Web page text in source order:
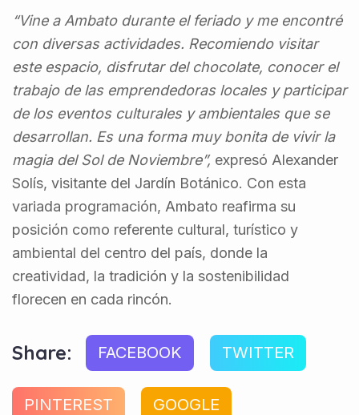
“Vine a Ambato durante el feriado y me encontré
con diversas actividades. Recomiendo visitar
este espacio, disfrutar del chocolate, conocer el
trabajo de las emprendedoras locales y participar
de los eventos culturales y ambientales que se
desarrollan. Es una forma muy bonita de vivir la
magia del Sol de Noviembre”, expresó Alexander
Solís, visitante del Jardín Botánico. Con esta
variada programación, Ambato reafirma su
posición como referente cultural, turístico y
ambiental del centro del país, donde la
creatividad, la tradición y la sostenibilidad
florecen en cada rincón.
Share: FACEBOOK TWITTER
PINTEREST GOOGLE